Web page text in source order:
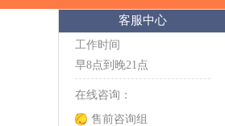
客服中心
工作时间
早8点到晚21点
在线咨询：
售前咨询组